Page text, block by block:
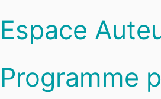
Espace
Programme